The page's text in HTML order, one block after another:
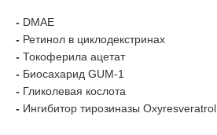
- DMAE
- Ретинол в циклодекстринах
- Токоферила ацетат
- Биосахарид GUM-1
- Гликолевая кослота
- Ингибитор тирозиназы Oxyresveratrol